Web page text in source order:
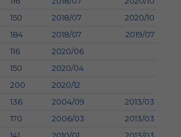
150 2018/07
2020/10
184 2018/07
2019/07
116
2020/06
150
2020/04
200
2020/12
136 2004/09
2013/03
170 2006/03
2013/03